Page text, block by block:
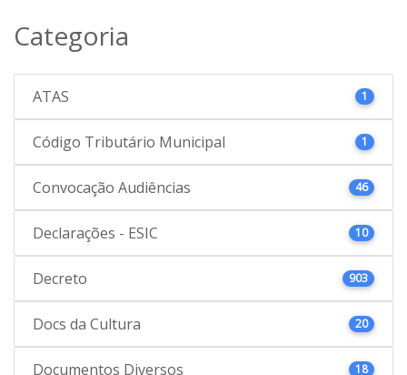
Categoria
ATAS 1
Código Tributário Municipal 1
Convocação Audiências 46
Declarações - ESIC 10
Decreto 903
Docs da Cultura 20
Documentos Diversos 18